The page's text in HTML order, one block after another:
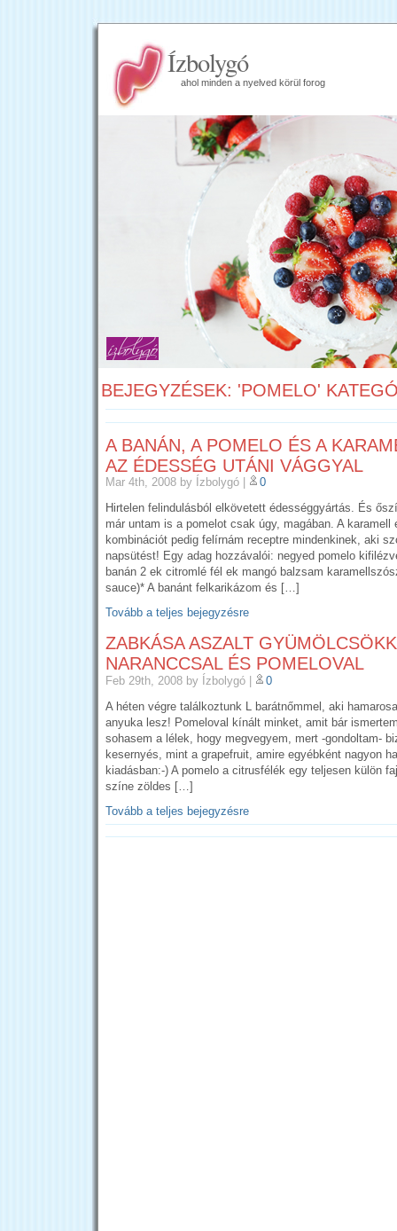
Ízbolygó
ahol minden a nyelved körül forog
BEJEGYZÉSEK: 'POMELO'
A BANÁN, A POMELO ÉS A
AZ ÉDESSÉG UTÁNI VÁGGYAL
Mar 4th, 2008 by Ízbolygó
0
Hirtelen felindulásból elkövetett édességgyártás. És
már untam is a pomelot csak úgy, magában. A karamell
kombinációt pedig felírnám receptre mindenkinek, aki
napsütést! Egy adag hozzávalói: negyed pomelo
banán 2 ek citromlé fél ek mangó balzsam
sauce)* A banánt felkarikázom és […]
Tovább a teljes bejegyzésre
ZABKÁSA ASZALT
NARANCCSAL ÉS POMELOVAL
Feb 29th, 2008 by Ízbolygó |
0
A héten végre találkoztunk L barátnőmmel, aki
anyuka lesz! Pomeloval kínált minket, amit bár
sohasem a lélek, hogy megvegyem, mert -gondoltam-
kesernyés, mint a grapefruit, amire egyébként nagyon
kiadásban:-) A pomelo a citrusfélék egy teljesen külön
színe zöldes […]
Tovább a teljes bejegyzésre